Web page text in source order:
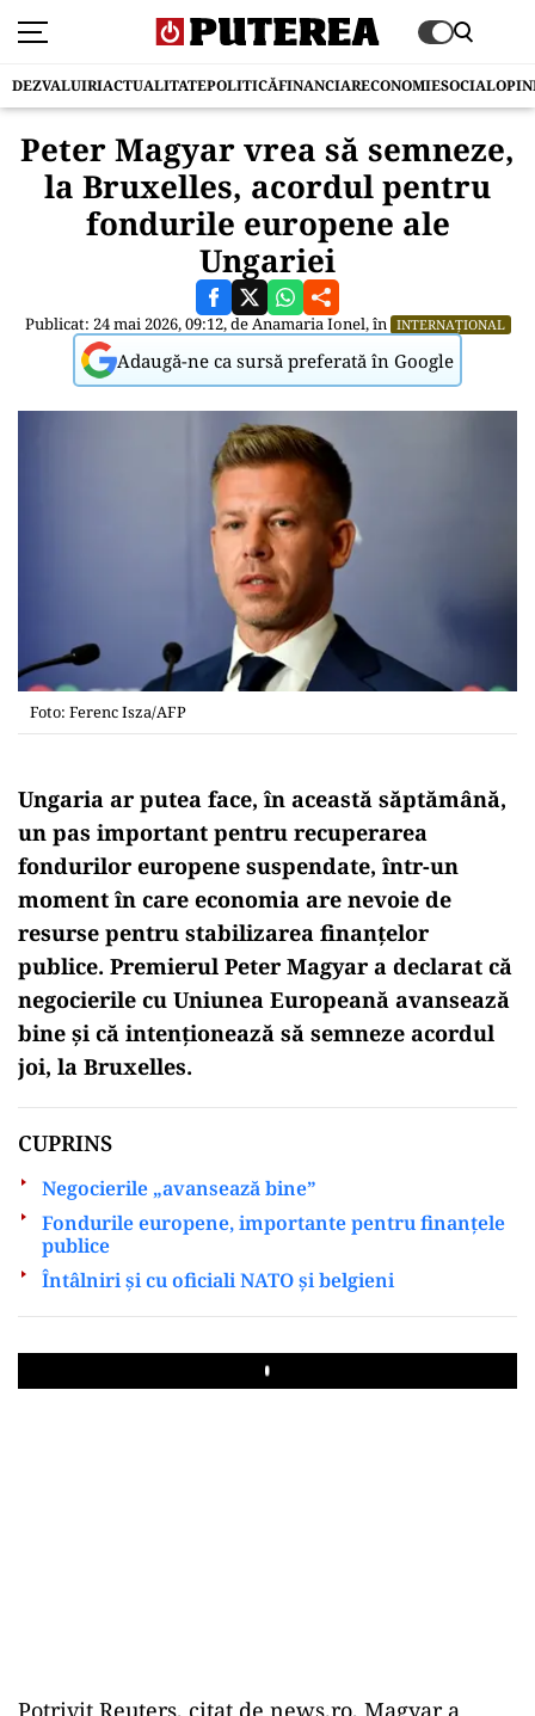
DEZVALUIRIACTUALITATEPOLITICĂFINANCIARECONOMIESOCIAL
Peter Magyar vrea să semneze,
la Bruxelles, acordul pentru
fondurile europene ale
Ungariei
Publicat: 24 mai 2026, 09:12, deAnamaria Ionel, în INTERNAȚIONAL
Adaugă-ne ca sursă preferată în Google
Foto: Ferenc Isza/AFP
Ungaria ar putea face, în această săptămână,
un pas important pentru recuperarea
fondurilor europene suspendate, într-un
moment în care economia are nevoie de
resurse pentru stabilizarea finanțelor
publice. Premierul Peter Magyar a declarat că
negocierile cu Uniunea Europeană avansează
bine și că intenționează să semneze acordul
joi, la Bruxelles.
CUPRINS
Negocierile „avansează bine”
Fondurile europene, importante pentru finanțele
publice
Întâlniri și cu oficiali NATO și belgieni
Play
Potrivit Reuters, citat de news.ro, Magyar a